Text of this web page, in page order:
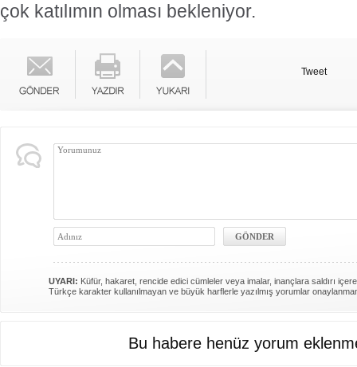
çok katılımın olması bekleniyor.
Tweet
UYARI: Küfür, hakaret, rencide edici cümleler veya imalar, inançlara saldırı
Türkçe karakter kullanılmayan ve büyük harflerle yazılmış yorumlar
Bu habere henüz yorum